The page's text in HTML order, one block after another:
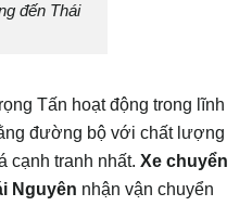
đến Thái
Tấn hoạt động trong lĩnh
đường bộ với chất lượng
cạnh tranh nhất. Xe chuyển
Nguyên nhận vận chuyển